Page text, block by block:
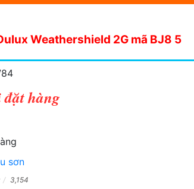
Weathershield 2G mã BJ8 5
hàng
sơn
3,154